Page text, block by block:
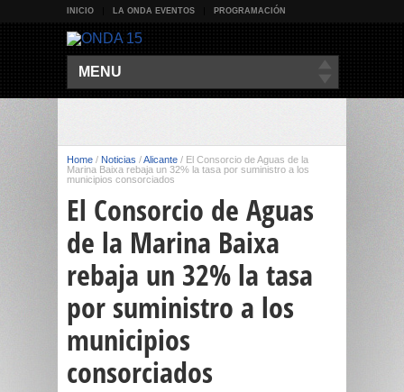
INICIO LA ONDA EVENTOS PROGRAMACIÓN
MENU
Home / Noticias /Alicante / El Consorcio de Aguas de la
Marina Baixa rebaja un 32% la tasa por suministro a los
municipios consorciados
El Consorcio de Aguas
de la Marina Baixa
rebaja un 32% la tasa
por suministro a los
municipios
consorciados